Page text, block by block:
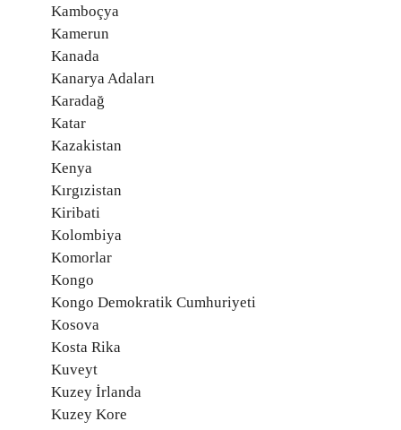
Kamboçya
Kamerun
Kanada
Kanarya Adaları
Karadağ
Katar
Kazakistan
Kenya
Kırgızistan
Kiribati
Kolombiya
Komorlar
Kongo
Kongo Demokratik Cumhuriyeti
Kosova
Kosta Rika
Kuveyt
Kuzey İrlanda
Kuzey Kore